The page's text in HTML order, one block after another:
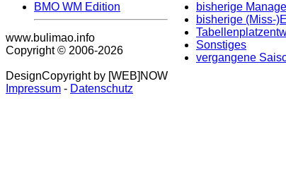
BMO WM Edition
www.bulimao.info
Copyright © 2006-2026
DesignCopyright by [WEB]NOW
bisherige
bisherige (Miss-
Sonstiges
vergangene
Impressum - Datenschutz